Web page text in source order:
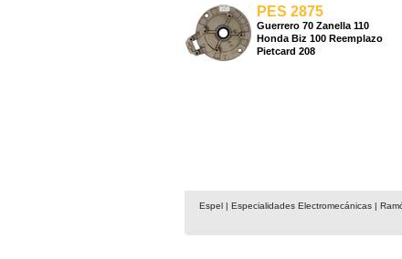
PES 2875
Guerrero 70 Zanella 110
Honda Biz 100 Reemplazo
Pietcard 208
Espel | Especialidades Electromecánicas |